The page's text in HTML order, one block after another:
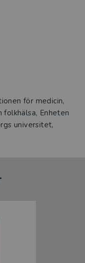
för medicin,
folkhälsa, Enheten
universitet,